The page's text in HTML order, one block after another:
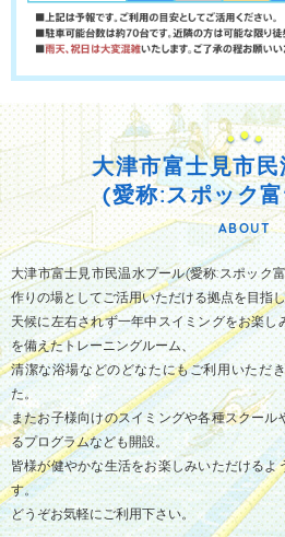
大津市富士見市
(愛称:スポック
ABOUT
大津市富士見市民温水プール(愛称:スポック
作りの場としてご活用いただける拠点を目指
天候に左右されず一年中スイミングをお楽
を備えたトレーニングルーム、
清潔な浴場などのどなたにもご利用いただ
た。
またお子様向けのスイミングや各種スクー
るプログラムなども開設。
皆様が健やかな生活をお楽しみいただける
す。
どうぞお気軽にご利用下さい。